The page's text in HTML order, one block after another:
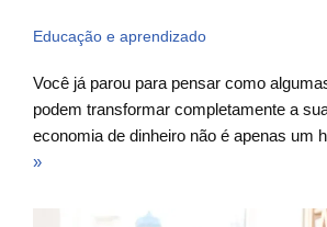
Educação e aprendizado
Você já parou para pensar como
podem transformar completamente a
economia de dinheiro não é apenas um
»